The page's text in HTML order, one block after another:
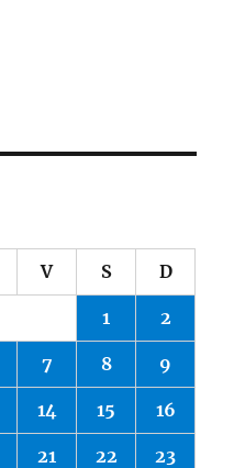
V S D
1 2
7 8 9
14 15 16
21 22 23